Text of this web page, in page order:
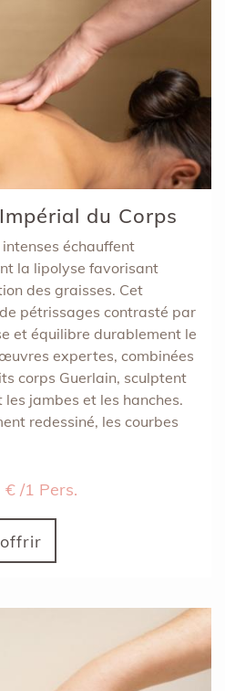
du Corps
échauffent
la lipolyse favorisant
des graisses. Cet
pétrissages contrasté par
et équilibre durablement le
expertes, combinées
corps Guerlain, sculptent
jambes et les hanches.
redessiné, les courbes
€ /1 Pers.
offrir